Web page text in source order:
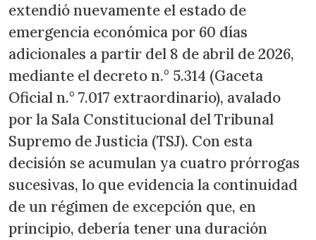
extendió nuevamente el estado de
emergencia económica por 60 días
adicionales a partir del 8 de abril de 2026,
mediante el decreto n.° 5.314 (Gaceta
Oficial n.° 7.017 extraordinario), avalado
por la Sala Constitucional del Tribunal
Supremo de Justicia (TSJ). Con esta
decisión se acumulan ya cuatro prórrogas
sucesivas, lo que evidencia la continuidad
de un régimen de excepción que, en
principio, debería tener una duración